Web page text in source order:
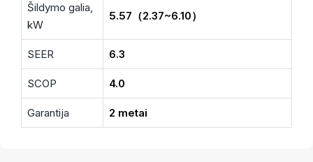
Šildymo galia,
kW
5.57（2.37~6.10）
SEER 6.3
SCOP 4.0
Garantija 2 metai